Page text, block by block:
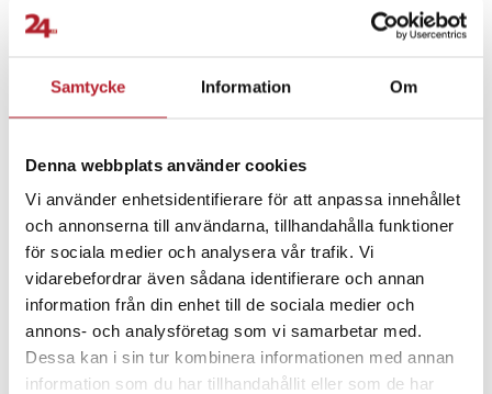
Samtycke Information Om
Denna webbplats använder cookies
Vi använder enhetsidentifierare för att anpassa innehållet
och annonserna till användarna, tillhandahålla funktioner
för sociala medier och analysera vår trafik. Vi
vidarebefordrar även sådana identifierare och annan
information från din enhet till de sociala medier och
annons- och analysföretag som vi samarbetar med.
Dessa kan i sin tur kombinera informationen med annan
information som du har tillhandahållit eller som de har
- Modell: Amazon Echo Dot Max
- Röstassistent: Alexa
- Högtalarsystem: 2-vägs aktivt mono-ljud
- Förstärkare: Integrerad
- Frekvensomfång: 53–16 000 Hz
- Mikrofoner: 4
- Anslutning: Wi-Fi 6 (802.11a/b/g/n/ac/ax), Bluetooth 5.3 LE
- Smart hem-stöd: Zigbee
- Teknik: Omnisense
- LED: LED-ljusring
- Sensorer: Omgivning, omgivningsljus, närvaro, accelerometer
- Streamingstöd: Amazon Music, Spotify, Apple Music, Deezer,
Audible och ARD1
Fortsätt att fynda
Trådlösa högtalare Bluetooth högtalare
Hemelektronik